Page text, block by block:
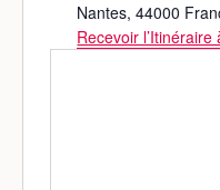
Nantes, 44000
Recevoir l’Itinéraire